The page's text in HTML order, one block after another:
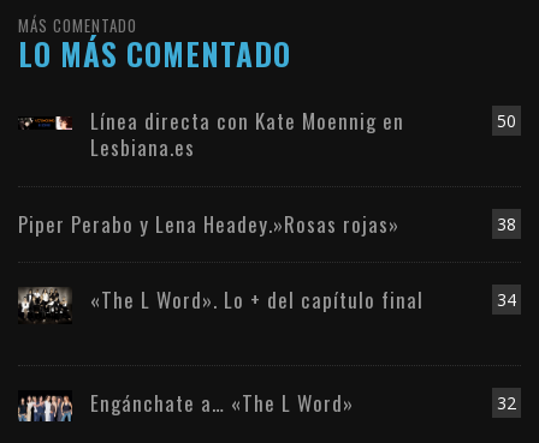
MÁS COMENTADO
LO MÁS COMENTADO
50
Línea directa con Kate Moennig en
Lesbiana.es
38
Piper Perabo y Lena Headey.»Rosas rojas»
34
«The L Word». Lo + del capítulo final
32
Engánchate a… «The L Word»